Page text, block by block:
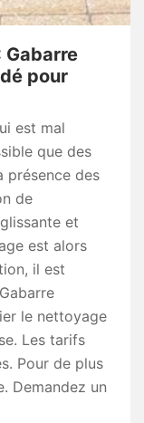
Gabarre
pour
est mal
que des
présence des
de
et
est alors
il est
le nettoyage
Les tarifs
Pour de plus
Demandez un